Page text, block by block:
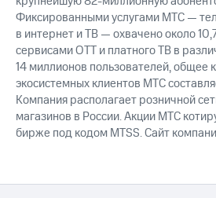
Фиксированными услугами МТС —
в интернет и ТВ — охвачено около
сервисами OTT и платного ТВ в
14 миллионов пользователей, общее
экосистемных клиентов МТС
Компания располагает розничной
магазинов в России. Акции МТС
бирже под кодом MTSS. Сайт